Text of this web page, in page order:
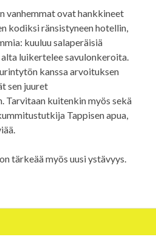
vanhemmat ovat hankkineet
kodiksi ränsistyneen hotellin,
kuuluu salaperäisiä
luikertelee savulonkeroita.
kanssa arvoituksen
sen juuret
Tarvitaan kuitenkin myös sekä
Tappisen apua,
tärkeää myös uusi ystävyys.